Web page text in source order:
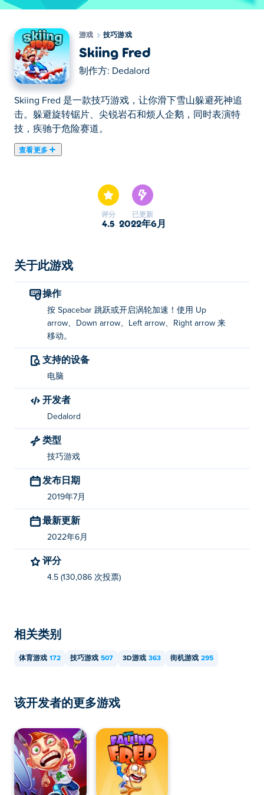
游戏 技巧游戏
Skiing Fred
制作方: Dedalord
Skiing Fred 是一款技巧游戏，让你滑下雪山躲避死神追
击。躲避旋转锯片、尖锐岩石和烦人企鹅，同时表演特
技，疾驰于危险赛道。
查看更多
评分
4.5
已更新
2022年6月
关于此游戏
操作
按 Spacebar 跳跃或开启涡轮加速！使用 Up
arrow、Down arrow、Left arrow、Right arrow 来
移动。
支持的设备
电脑
开发者
Dedalord
类型
技巧游戏
发布日期
2019年7月
最新更新
2022年6月
评分
4.5 (130,086 次投票)
相关类别
体育游戏 172 技巧游戏 507 3D游戏 363 街机游戏 295
该开发者的更多游戏